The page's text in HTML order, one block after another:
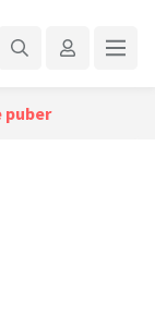
puber